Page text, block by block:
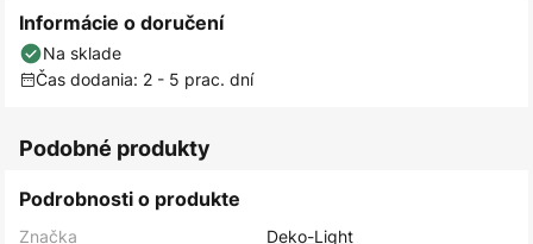
Informácie o doručení
Na sklade
Čas dodania: 2 - 5 prac. dní
Podobné produkty
Podrobnosti o produkte
Značka
Deko-Light